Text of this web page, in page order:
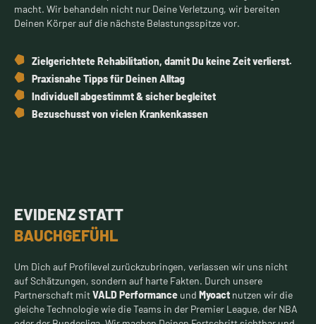
macht. Wir behandeln nicht nur Deine Verletzung, wir bereiten
Deinen Körper auf die nächste Belastungsspitze vor.
Zielgerichtete Rehabilitation, damit Du keine Zeit verlierst.
Praxisnahe Tipps für Deinen Alltag
Individuell abgestimmt & sicher begleitet
Bezuschusst von vielen Krankenkassen
EVIDENZ STATT
BAUCHGEFÜHL
Um Dich auf Profilevel zurückzubringen, verlassen wir uns nicht
auf Schätzungen, sondern auf harte Fakten. Durch unsere
Partnerschaft mitVALD Performance und Myoact nutzen wir die
gleiche Technologie wie die Teams in der Premier League, der NBA